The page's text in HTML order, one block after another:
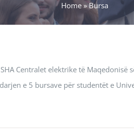
Home»Bursa
Centralet elektrike të Maqedonisë
e 5 bursave për studentët e